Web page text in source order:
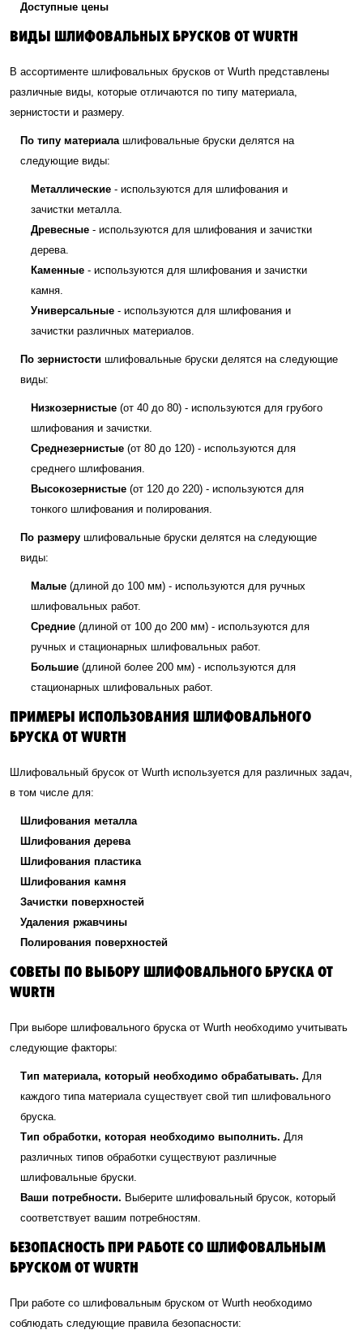
Доступные цены
ВИДЫ ШЛИФОВАЛЬНЫХ БРУСКОВ ОТ WURTH
В ассортименте шлифовальных брусков от Wurth представлены
различные виды, которые отличаются по типу материала,
зернистости и размеру.
По типу материалашлифовальные бруски делятся на
следующие виды:
Металлические - используются для шлифования и
зачистки металла.
Древесные - используются для шлифования и зачистки
дерева.
Каменные - используются для шлифования и зачистки
камня.
Универсальные - используются для шлифования и
зачистки различных материалов.
По зернистости шлифовальные бруски делятся на следующие
виды:
Низкозернистые (от 40 до 80) - используются для грубого
шлифования и зачистки.
Среднезернистые (от 80 до 120) - используются для
среднего шлифования.
Высокозернистые (от 120 до 220) - используются для
тонкого шлифования и полирования.
По размеру шлифовальные бруски делятся на следующие
виды:
Малые (длиной до 100 мм) - используются для ручных
шлифовальных работ.
Средние (длиной от 100 до 200 мм) - используются для
ручных и стационарных шлифовальных работ.
Большие (длиной более 200 мм) - используются для
стационарных шлифовальных работ.
ПРИМЕРЫ ИСПОЛЬЗОВАНИЯ ШЛИФОВАЛЬНОГО
БРУСКА ОТ WURTH
Шлифовальный брусок от Wurth используется для различных задач,
в том числе для:
Шлифования металла
Шлифования дерева
Шлифования пластика
Шлифования камня
Зачистки поверхностей
Удаления ржавчины
Полирования поверхностей
СОВЕТЫ ПО ВЫБОРУ ШЛИФОВАЛЬНОГО БРУСКА ОТ
WURTH
При выборе шлифовального бруска от Wurth необходимо учитывать
следующие факторы:
Тип материала, который необходимо обрабатывать. Для
каждого типа материала существует свой тип шлифовального
бруска.
Тип обработки, которая необходимо выполнить. Для
различных типов обработки существуют различные
шлифовальные бруски.
Ваши потребности. Выберите шлифовальный брусок, который
соответствует вашим потребностям.
БЕЗОПАСНОСТЬ ПРИ РАБОТЕ СО ШЛИФОВАЛЬНЫМ
БРУСКОМ ОТ WURTH
При работе со шлифовальным бруском от Wurth необходимо
соблюдать следующие правила безопасности: